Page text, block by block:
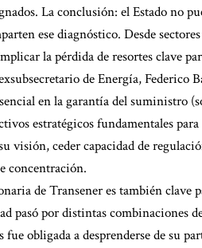
La conclusión: el Estado no
ese diagnóstico. Desde
la pérdida de resortes clave
de Energía, Federico
en la garantía del suministro
estratégicos fundamentales
visión, ceder capacidad de
concentración.
de Transener es también clave
pasó por distintas combinaciones
fue obligada a desprenderse de su